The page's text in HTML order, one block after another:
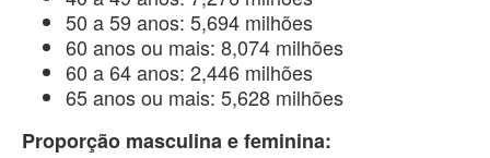
50 a 59 anos: 5,694 milhões
60 anos ou mais: 8,074 milhões
60 a 64 anos: 2,446 milhões
65 anos ou mais: 5,628 milhões
Proporção masculina e feminina: